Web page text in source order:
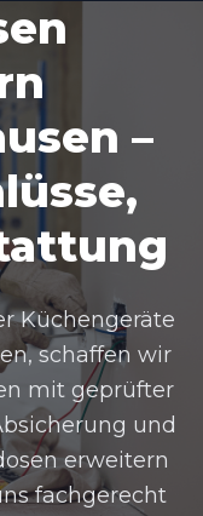
–
Küchengeräte
schaffen wir
mit geprüfter
und
erweitern
fachgerecht